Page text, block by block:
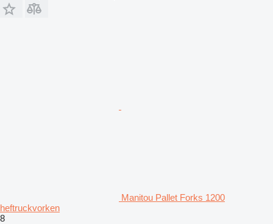
Manitou Pallet Forks 1200
heftruckvorken
8